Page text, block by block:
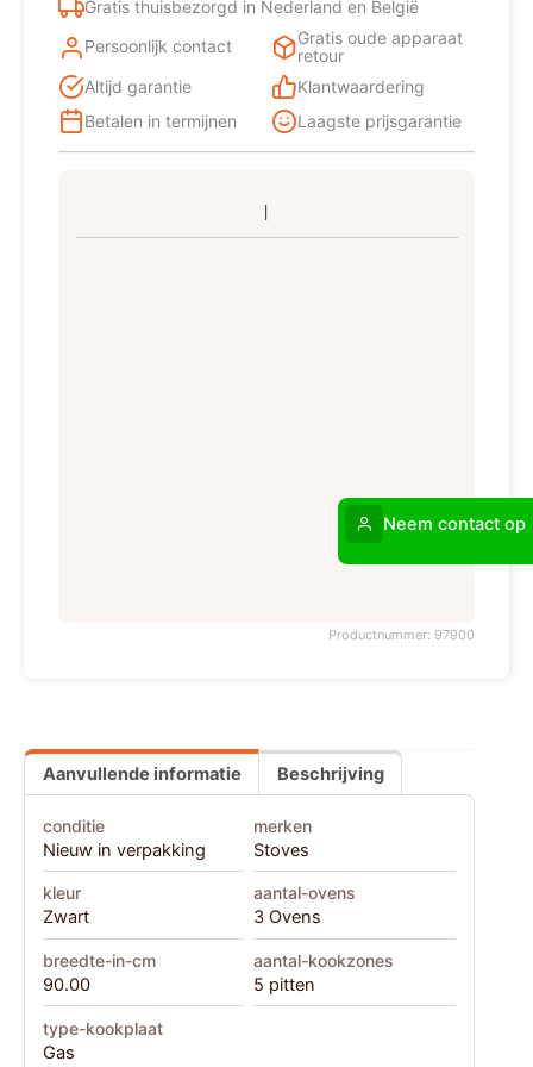
Gratis thuisbezorgd in Nederland en België
Persoonlijk contact
Gratis oude apparaat
retour
Altijd garantie
Klantwaardering
Betalen in termijnen
Laagste prijsgarantie
Productnummer: 97900
Aanvullende informatie Beschrijving
conditie
Nieuw in verpakking
merken
Stoves
kleur
Zwart
aantal-ovens
3 Ovens
breedte-in-cm
90.00
aantal-kookzones
5 pitten
type-kookplaat
Gas
Neem contact op